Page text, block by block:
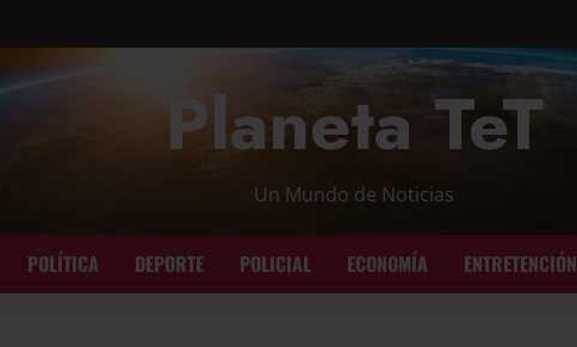
Planeta TeT
Un Mundo de Noticias
POLÍTICA DEPORTE POLICIAL ECONOMÍA ENTRETENCIÓN